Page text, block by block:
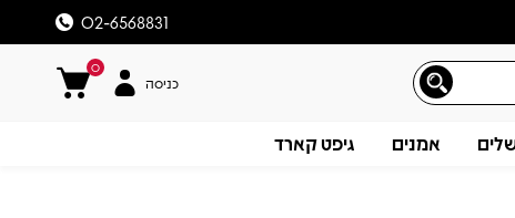
02-6568831
0
כניסה
אמנים גיפט קארד